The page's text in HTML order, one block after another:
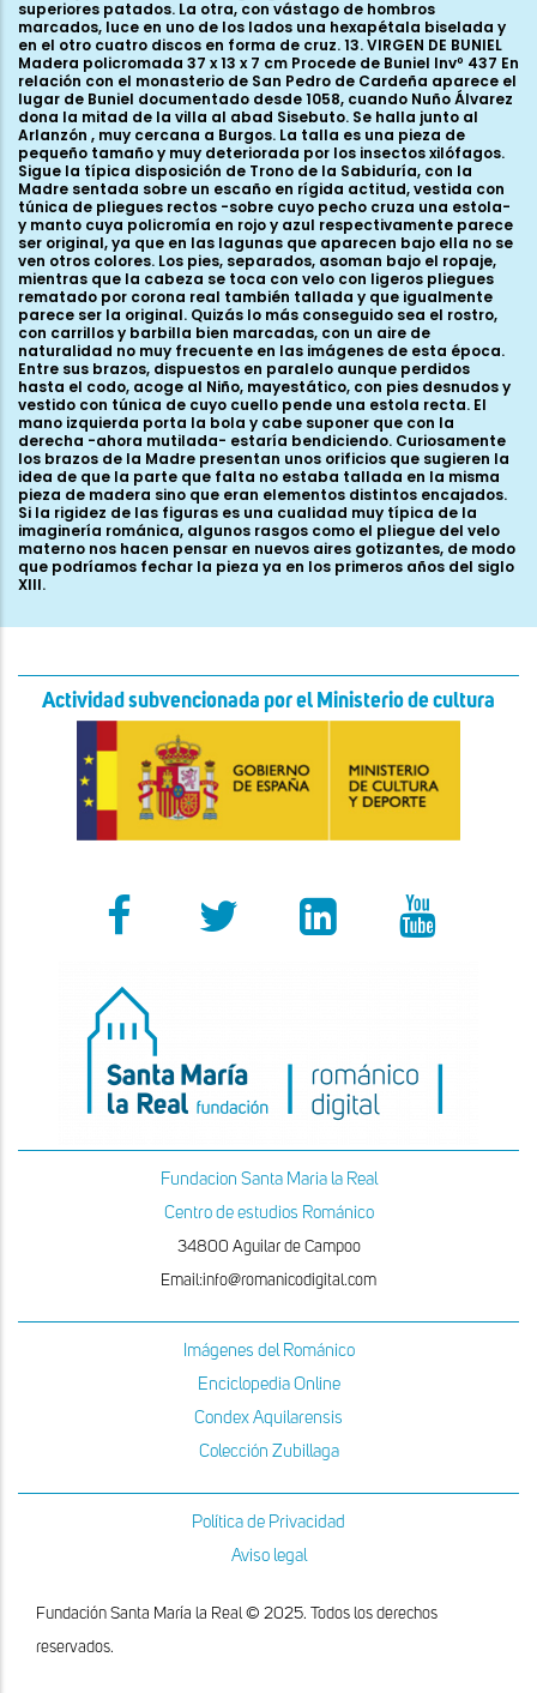
Actividad subvencionada por el Ministerio de cultura
Fundacion Santa Maria la Real
Centro de estudios Románico
34800 Aguilar de Campoo
Email:info@romanicodigital.com
Imágenes del Románico
Enciclopedia Online
Condex Aquilarensis
Colección Zubillaga
Política de Privacidad
Aviso legal
Fundación Santa María la Real © 2025. Todos los derechos
reservados.